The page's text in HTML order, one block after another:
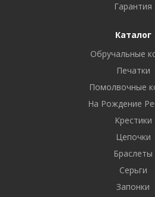
Гарантия
Каталог
Обручальные
Печатки
Помолвочные
На Рождение
Крестики
Цепочки
Браслеты
Серьги
Запонки